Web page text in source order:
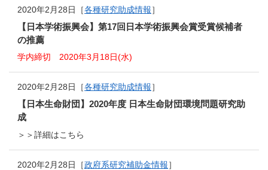
2020年2月28日［各種研究助成情報］
【日本学術振興会】第17回日本学術振興会賞受賞候補者
の推薦
学内締切 2020年3月18日(水)
2020年2月28日［各種研究助成情報］
【日本生命財団】2020年度 日本生命財団環境問題研究助
成
＞＞詳細はこちら
2020年2月28日［政府系研究補助金情報］